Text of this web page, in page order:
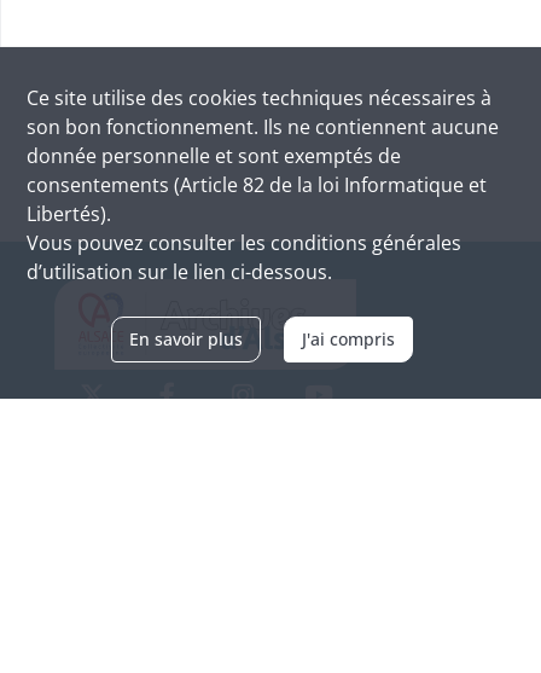
Ce site utilise des cookies techniques nécessaires à
son bon fonctionnement. Ils ne contiennent aucune
donnée personnelle et sont exemptés de
consentements (Article 82 de la loi Informatique et
Libertés).
Vous pouvez consulter les conditions générales
d’utilisation sur le lien ci-dessous.
En savoir plus J'ai compris